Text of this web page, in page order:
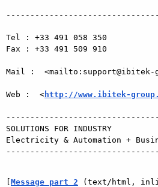
Tel : +33 491 058 350
Fax : +33 491 509 910
Mail :  <mailto:support@ibitek-
Web :  < http://www.ibitek-
SOLUTIONS FOR INDUSTRY
Electricity & Automation +
Message part 2 (text/html,